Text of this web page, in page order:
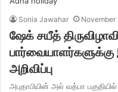
Sonia Jawahar November
ஷேக் சயீத்
அறிவிப்பு
அபுதாபியின் அல் வத்பா